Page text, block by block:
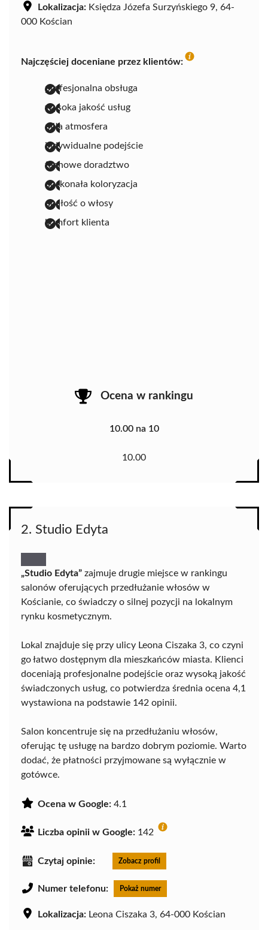
Lokalizacja: Księdza Józefa Surzyńskiego 9, 64-
000 Kościan
Najczęściej doceniane przez klientów:
profesjonalna obsługa
wysoka jakość usług
miła atmosfera
indywidualne podejście
fachowe doradztwo
doskonała koloryzacja
dbałość o włosy
komfort klienta
Ocena w rankingu
10.00 na 10
10.00
2. Studio Edyta
„Studio Edyta” zajmuje drugie miejsce w rankingu
salonów oferujących przedłużanie włosów w
Kościanie, co świadczy o silnej pozycji na lokalnym
rynku kosmetycznym.
Lokal znajduje się przy ulicy Leona Ciszaka 3, co czyni
go łatwo dostępnym dla mieszkańców miasta. Klienci
doceniają profesjonalne podejście oraz wysoką jakość
świadczonych usług, co potwierdza średnia ocena 4,1
wystawiona na podstawie 142 opinii.
Salon koncentruje się na przedłużaniu włosów,
oferując tę usługę na bardzo dobrym poziomie. Warto
dodać, że płatności przyjmowane są wyłącznie w
gotówce.
Ocena w Google: 4.1
Liczba opinii w Google: 142
Czytaj opinie: Zobacz profil
Numer telefonu: Pokaż numer
Lokalizacja: Leona Ciszaka 3, 64-000 Kościan